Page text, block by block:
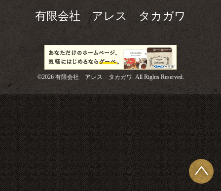
有限会社 アレス タカガワ
©2026 有限会社 アレス タカガワ. All Rights Reserved.